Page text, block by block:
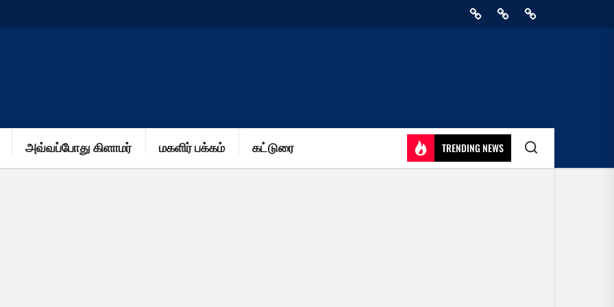
HomePrivacyAthirady
அவ்வப்போது கிளாமர் மகளிர் பக்கம் கட்டுரை TRENDING NEWS